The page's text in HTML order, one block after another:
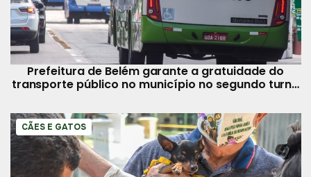
Prefeitura de Belém garante a gratuidade do
transporte público no município no segundo turno
CÃES E GATOS